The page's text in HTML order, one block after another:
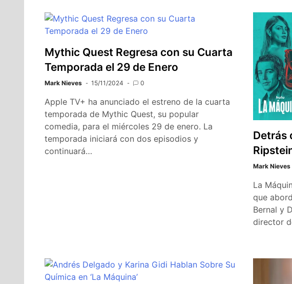
Mythic Quest Regresa con su Cuarta
Temporada el 29 de Enero
Mark Nieves 15/11/2024 0
Apple TV+ ha anunciado el estreno de la cuarta
temporada de Mythic Quest, su popular
comedia, para el miércoles 29 de enero. La
temporada iniciará con dos episodios y
continuará…
Detrás
Mark Nieves
La
que
Bernal y
director